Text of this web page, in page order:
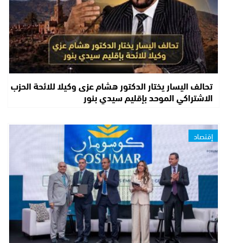
تحالف اليسار يختار الدكتور هشام عزى وكيلا للائحة الحزب
الاشتراكي الموحد بإقليم سيدي بنور
إقتصاد